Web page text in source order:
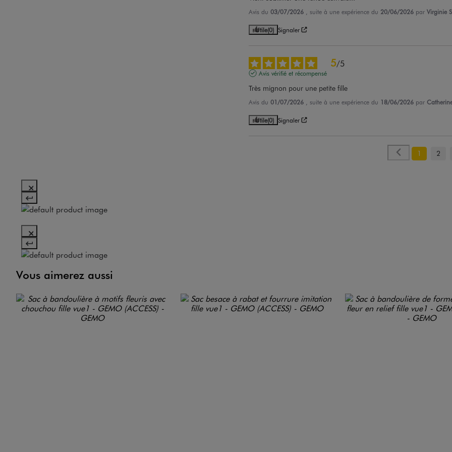
Avis du 03/07/2026 , suite à une expérience du 20/06/2026 par Virginie
Utile(0) Signaler
5/5
Avis vérifié et récompensé
Très mignon pour une petite fille
Avis du 01/07/2026 , suite à une expérience du 18/06/2026 par
Utile(0) Signaler
1 2
Vous aimerez aussi